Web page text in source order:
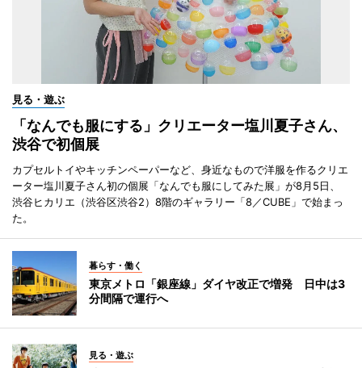
見る・遊ぶ
「なんでも服にする」クリエーター塩川夏子さん、
渋谷で初個展
カプセルトイやキッチンペーパーなど、身近なもので洋服を作るクリエ
ーター塩川夏子さん初の個展「なんでも服にしてみた展」が8月5日、
渋谷ヒカリエ（渋谷区渋谷2）8階のギャラリー「8／CUBE」で始まっ
た。
暮らす・働く
東京メトロ「銀座線」ダイヤ改正で増発 日中は3
分間隔で運行へ
見る・遊ぶ